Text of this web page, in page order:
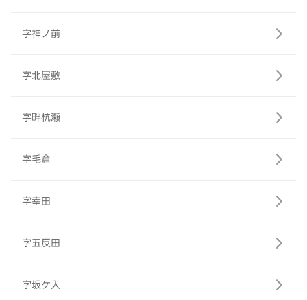
字神ノ前
字北屋敷
字畔杭瀬
字毛倉
字幸田
字五反田
字坂ケ入